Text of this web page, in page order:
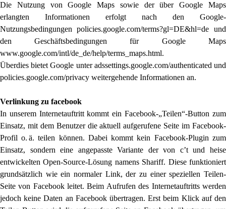
Die Nutzung von Google Maps sowie der über Google Maps
erlangten Informationen erfolgt nach den Google-
Nutzungsbedingungen policies.google.com/terms?gl=DE&hl=de und
den Geschäftsbedingungen für Google Maps
www.google.com/intl/de_de/help/terms_maps.html.
Überdies bietet Google unter adssettings.google.com/authenticated und
policies.google.com/privacy weitergehende Informationen an.
Verlinkung zu facebook
In unserem Internetauftritt kommt ein Facebook-„Teilen“-Button zum
Einsatz, mit dem Benutzer die aktuell aufgerufene Seite im Facebook-
Profil o. ä. teilen können. Dabei kommt kein Facebook-Plugin zum
Einsatz, sondern eine angepasste Variante der von c’t und heise
entwickelten Open-Source-Lösung namens Shariff. Diese funktioniert
grundsätzlich wie ein normaler Link, der zu einer speziellen Teilen-
Seite von Facebook leitet. Beim Aufrufen des Internetauftritts werden
jedoch keine Daten an Facebook übertragen. Erst beim Klick auf den